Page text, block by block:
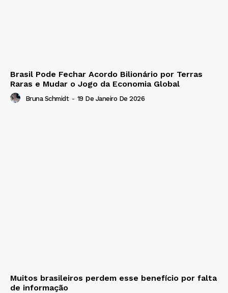
Brasil Pode Fechar Acordo Bilionário por Terras
Raras e Mudar o Jogo da Economia Global
Bruna Schmidt - 19 De Janeiro De 2026
Muitos brasileiros perdem esse benefício por falta
de informação